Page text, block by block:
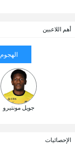
أهم اللاعبين
الهجوم
جويل مونتيرو
الإحصائيات